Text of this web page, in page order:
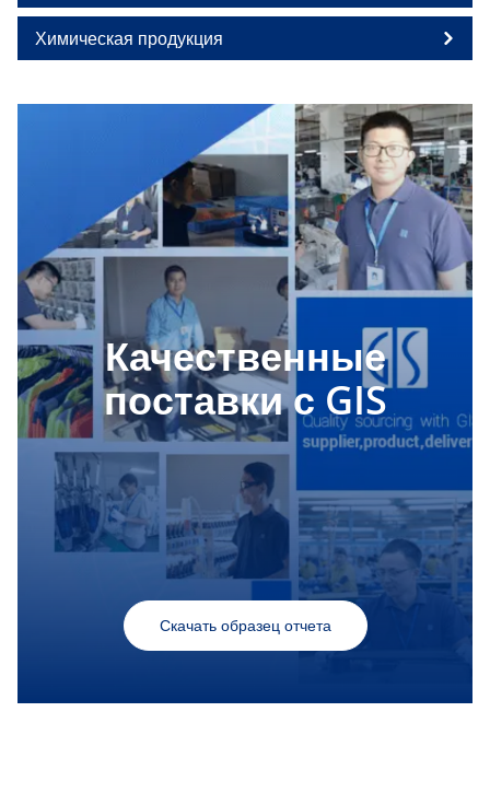
Химическая продукция
Качественные
поставки с GIS
Скачать образец отчета